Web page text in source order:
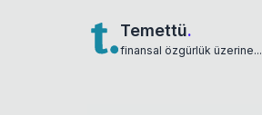
Temettü.
finansal özgürlük üzerine...